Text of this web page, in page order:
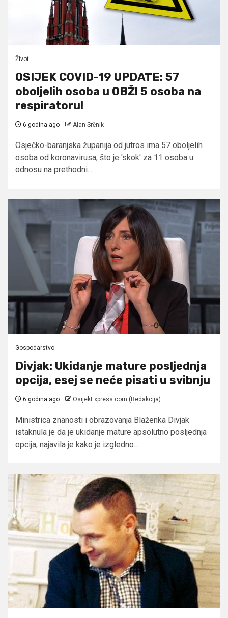
Život
OSIJEK COVID-19 UPDATE: 57
oboljelih osoba u OBŽ! 5 osoba na
respiratoru!
6 godina ago Alan Srčnik
Osječko-baranjska županija od jutros ima 57 oboljelih
osoba od koronavirusa, što je 'skok' za 11 osoba u
odnosu na prethodni...
Gospodarstvo
Divjak: Ukidanje mature posljednja
opcija, esej se neće pisati u svibnju
6 godina ago OsijekExpress.com (Redakcija)
Ministrica znanosti i obrazovanja Blaženka Divjak
istaknula je da je ukidanje mature apsolutno posljednja
opcija, najavila je kako je izgledno...